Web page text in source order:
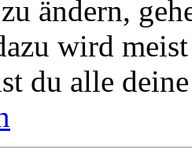
ändern,
wird
du alle